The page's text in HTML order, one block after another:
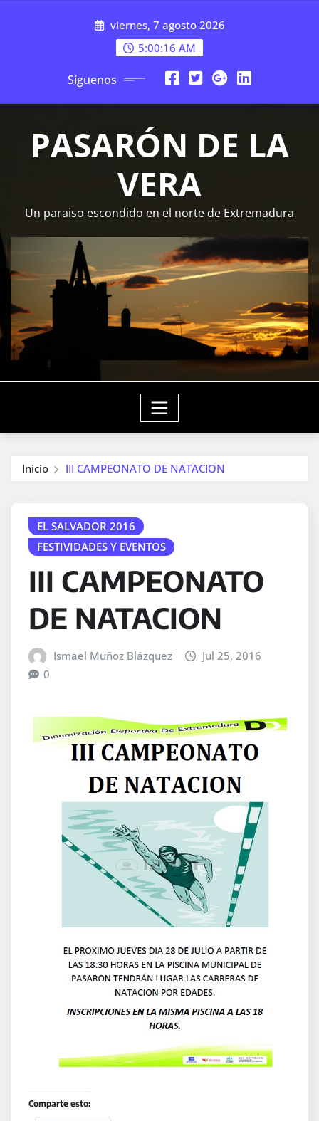
viernes, 7 agosto 2026
5:00:17 AM
Síguenos
PASARÓN DE LA
VERA
Un paraiso escondido en el norte de Extremadura
Inicio III CAMPEONATO DE NATACION
EL SALVADOR 2016
FESTIVIDADES Y EVENTOS
III CAMPEONATO
DE NATACION
Ismael Muñoz Blázquez
Jul 25, 2016
0
Comparte esto: